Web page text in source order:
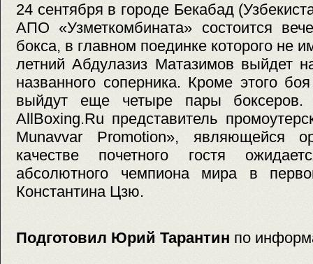
24 сентября в городе Бекабад
АПО «Узметкомбината» состоится
бокса, в главном поединке которого не
летний Абдулазиз Матазимов выйдет
названного соперника. Кроме этого
выйдут еще четыре пары
AllBoxing.Ru представитель
Munavvar Promotion», являющейся
качестве почетного гостя
абсолютного чемпиона мира в
Константина Цзю.
Подготовил Юрий Тарантин по